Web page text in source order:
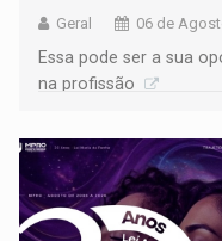
Geral 06 de
Essa pode ser a sua
na profissão